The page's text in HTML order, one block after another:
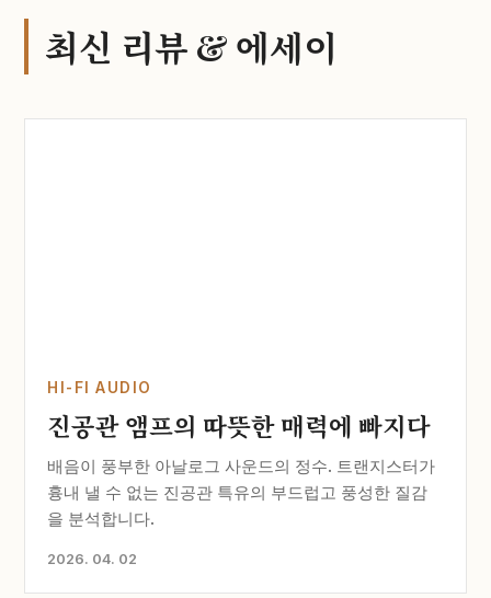
최신 리뷰 & 에세이
HI-FI AUDIO
진공관 앰프의 따뜻한 매력에 빠지다
배음이 풍부한 아날로그 사운드의 정수. 트랜지스터가
흉내 낼 수 없는 진공관 특유의 부드럽고 풍성한 질감
을 분석합니다.
2026. 04. 02